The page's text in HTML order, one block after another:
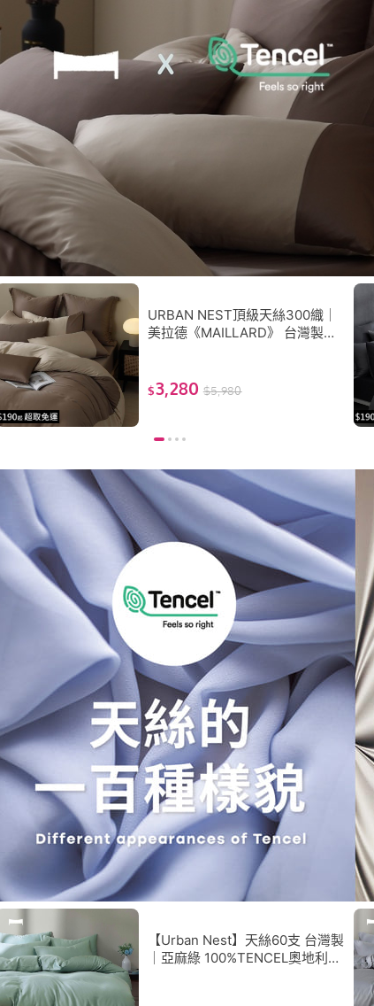
URBAN NEST頂級天絲300織｜
美拉德《MAILLARD》 台灣製
$3,280 $5,980
【Urban Nest】天絲60支 台灣製
｜亞麻綠 100%TENCEL奧地利純